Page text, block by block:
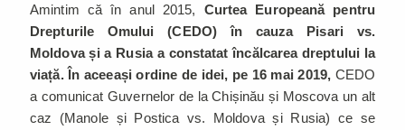
Amintim că în anul 2015, Curtea Europeană pentru
Drepturile Omului (CEDO) în cauza Pisari vs.
Moldova și a Rusia a constatat încălcarea dreptului la
viață. În aceeași ordine de idei, pe 16 mai 2019,CEDO
a comunicat Guvernelor de la Chișinău și Moscova un alt
caz (Manole și Postica vs. Moldova și Rusia) ce se